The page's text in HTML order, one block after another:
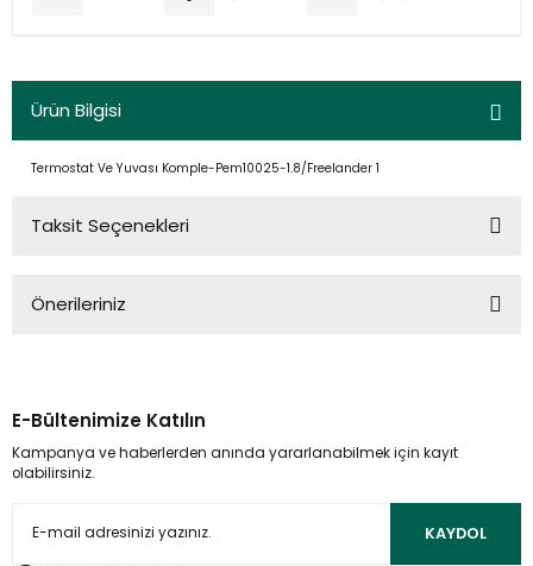
Ürün Bilgisi
Termostat Ve Yuvası Komple-Pem10025-1.8/Freelander 1
Taksit Seçenekleri
Önerileriniz
kullanarak tarafımıza iletebilirsiniz.
Görüş ve önerileriniz için teşekkür ederiz.
Ürün açıklamasında eksik bilgiler bulunuyor.
E-Bültenimize Katılın
Kampanya ve haberlerden anında yararlanabilmek için kayıt
olabilirsiniz.
KAYDOL